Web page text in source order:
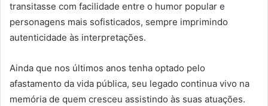
transitasse com facilidade entre o humor popular e
personagens mais sofisticados, sempre imprimindo
autenticidade às interpretações.
Ainda que nos últimos anos tenha optado pelo
afastamento da vida pública, seu legado continua vivo na
memória de quem cresceu assistindo às suas atuações.